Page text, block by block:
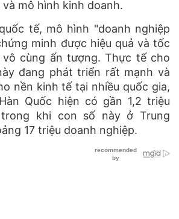
mô hình kinh doanh.
tế, mô hình "doanh nghiệp
minh được hiệu quả và tốc
cùng ấn tượng. Thực tế cho
đang phát triển rất mạnh và
nền kinh tế tại nhiều quốc gia,
Quốc hiện có gần 1,2 triệu
trong khi con số này ở Trung
17 triệu doanh nghiệp.